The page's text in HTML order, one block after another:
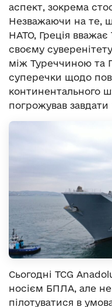
аспект, зокрема
Незважаючи на те,
НАТО, Греція вважає
своєму
між Туреччиною та
суперечки щодо
континентального
погрожував завдати
Сьогодні TCG
носієм БПЛА, але
пілотуватися в